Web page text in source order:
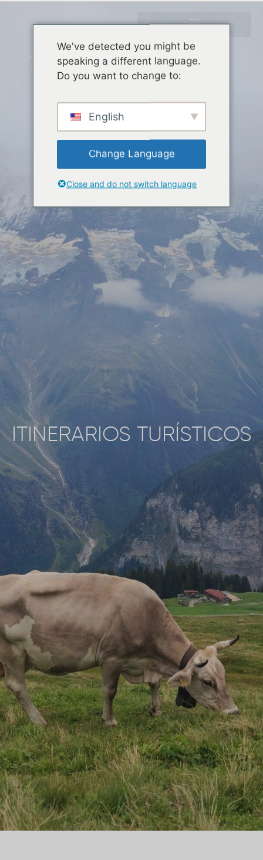
ITINERARIOS TURÍSTICOS
We've detected you might be
speaking a different language.
Do you want to change to:
English
Change Language
Close and do not switch language